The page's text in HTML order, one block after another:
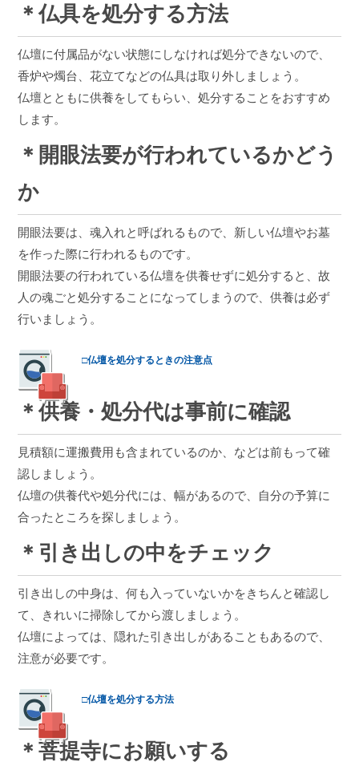
＊仏具を処分する方法
仏壇に付属品がない状態にしなければ処分できないので、
香炉や燭台、花立てなどの仏具は取り外しましょう。
仏壇とともに供養をしてもらい、処分することをおすすめ
します。
＊開眼法要が行われているかどう
か
開眼法要は、魂入れと呼ばれるもので、新しい仏壇やお墓
を作った際に行われるものです。
開眼法要の行われている仏壇を供養せずに処分すると、故
人の魂ごと処分することになってしまうので、供養は必ず
行いましょう。
□仏壇を処分するときの注意点
＊供養・処分代は事前に確認
見積額に運搬費用も含まれているのか、などは前もって確
認しましょう。
仏壇の供養代や処分代には、幅があるので、自分の予算に
合ったところを探しましょう。
＊引き出しの中をチェック
引き出しの中身は、何も入っていないかをきちんと確認し
て、きれいに掃除してから渡しましょう。
仏壇によっては、隠れた引き出しがあることもあるので、
注意が必要です。
□仏壇を処分する方法
＊菩提寺にお願いする